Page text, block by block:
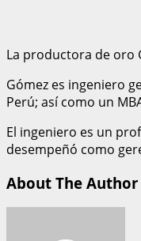
La productora de oro
Gómez es ingeniero
Perú; así como un
El ingeniero es un
desempeñó como
About The Author